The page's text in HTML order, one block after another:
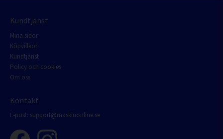
Kundtjänst
Mina sidor
Köpvillkor
Kundtjänst
Policy och cookies
Om oss
Kontakt
E-post: support@maskinonline.se